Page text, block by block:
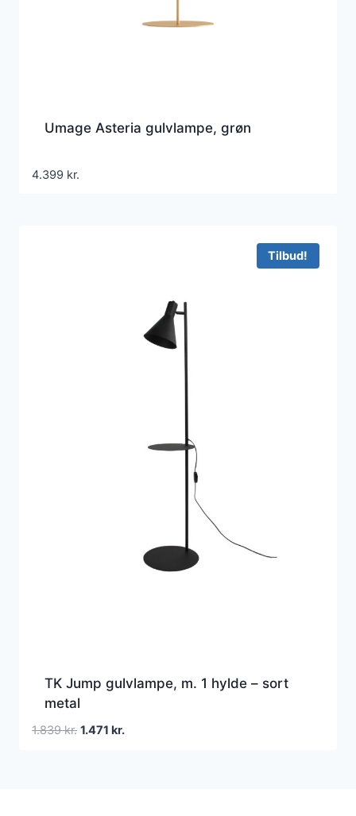
Umage Asteria gulvlampe, grøn
4.399 kr.
Tilbud!
TK Jump gulvlampe, m. 1 hylde – sort
metal
1.839kr. Den
1.471 kr.Den